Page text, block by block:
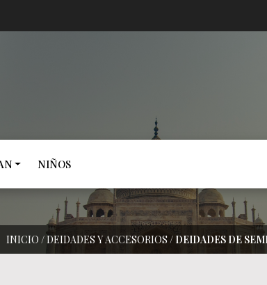
NIÑOS
INICIO /DEIDADES Y ACCESORIOS / DEIDADES DE